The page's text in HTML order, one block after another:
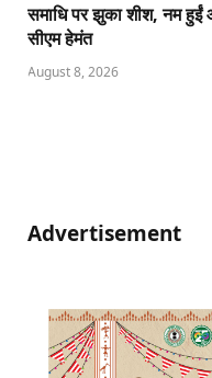
समाधि पर झुका शीश, नम हुईं
सीएम हेमंत
August 8, 2026
Advertisement